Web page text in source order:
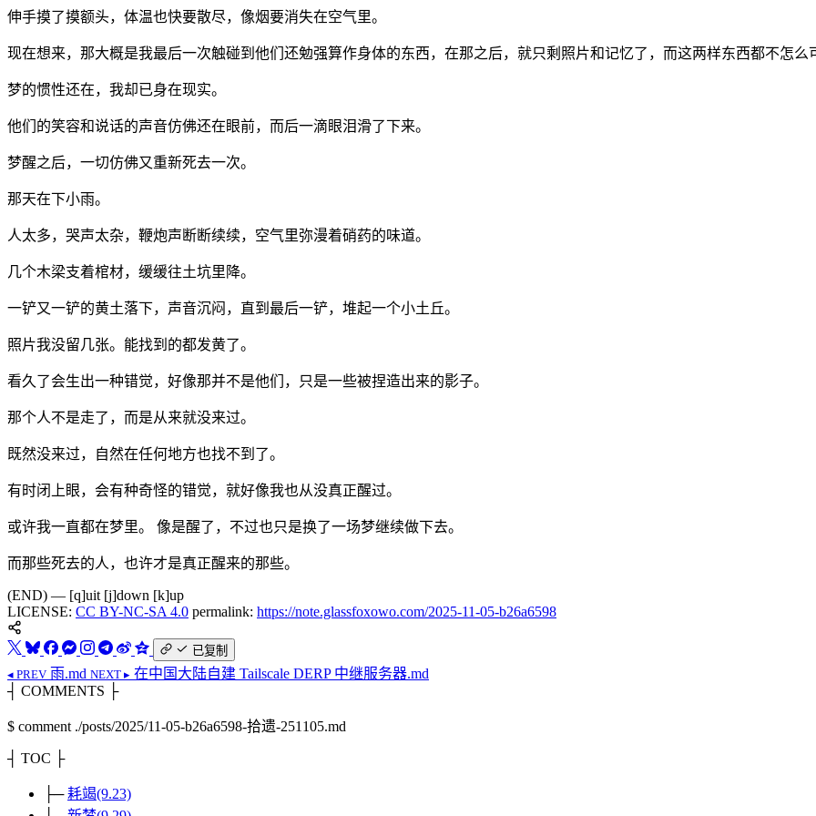
伸手摸了摸额头，体温也快要散尽，像烟要消失在空气里。
现在想来，那大概是我最后一次触碰到他们还勉强算作身体的东西，在那之后，就只剩照片和记忆了，而这两样东西都不怎么
梦的惯性还在，我却已身在现实。
他们的笑容和说话的声音仿佛还在眼前，而后一滴眼泪滑了下来。
梦醒之后，一切仿佛又重新死去一次。
那天在下小雨。
人太多，哭声太杂，鞭炮声断断续续，空气里弥漫着硝药的味道。
几个木梁支着棺材，缓缓往土坑里降。
一铲又一铲的黄土落下，声音沉闷，直到最后一铲，堆起一个小土丘。
照片我没留几张。能找到的都发黄了。
看久了会生出一种错觉，好像那并不是他们，只是一些被捏造出来的影子。
那个人不是走了，而是从来就没来过。
既然没来过，自然在任何地方也找不到了。
有时闭上眼，会有种奇怪的错觉，就好像我也从没真正醒过。
或许我一直都在梦里。 像是醒了，不过也只是换了一场梦继续做下去。
而那些死去的人，也许才是真正醒来的那些。
(END) — [q]uit [j]down [k]up
LICENSE: CC BY-NC-SA 4.0 permalink: https://note.glassfoxowo.com/2025-11-05-b26a6598
已复制
◂ PREV 雨.md NEXT ▸ 在中国大陆自建 Tailscale DERP 中继服务器.md
┤ COMMENTS ├
$ comment ./posts/2025/11-05-b26a6598-拾遗-251105.md
┤ TOC ├
├─耗竭(9.23)